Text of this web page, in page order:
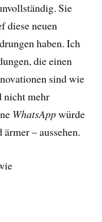
Sie
diese neuen
haben. Ich
die einen
sind wie
nicht mehr
WhatsAppwürde
– aussehen.